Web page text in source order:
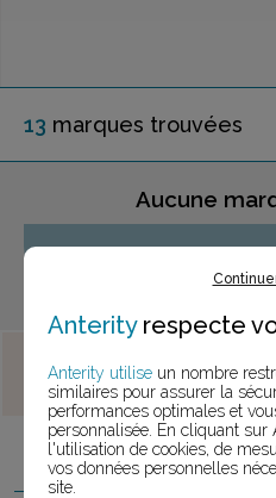
13 marques trouvées
Aucune
MARQUES
(le chiffre
slogans trouvés pour cette
Leica M6(2 slogans)
Anterityrespecte
Anterity utilise un nombre
similaires pour assurer la
performances optimales et
personnalisée. En cliquant sur
l'utilisation de cookies, de
vos données personnelles
site.